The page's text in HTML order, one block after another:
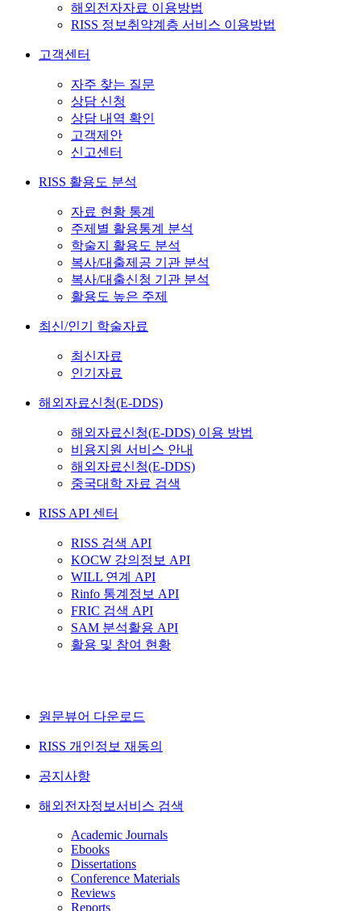
해외전자자료 이용방법
RISS 정보취약계층 서비스 이용방법
고객센터
자주 찾는 질문
상담 신청
상담 내역 확인
고객제안
신고센터
RISS 활용도 분석
자료 현황 통계
주제별 활용통계 분석
학술지 활용도 분석
복사/대출제공 기관 분석
복사/대출신청 기관 분석
활용도 높은 주제
최신/인기 학술자료
최신자료
인기자료
해외자료신청(E-DDS)
해외자료신청(E-DDS) 이용 방법
비용지원 서비스 안내
해외자료신청(E-DDS)
중국대학 자료 검색
RISS API 센터
RISS 검색 API
KOCW 강의정보 API
WILL 연계 API
Rinfo 통계정보 API
FRIC 검색 API
SAM 분석활용 API
활용 및 참여 현황
원문뷰어 다운로드
RISS 개인정보 재동의
공지사항
해외전자정보서비스 검색
Academic Journals
Ebooks
Dissertations
Conference Materials
Reviews
Reports